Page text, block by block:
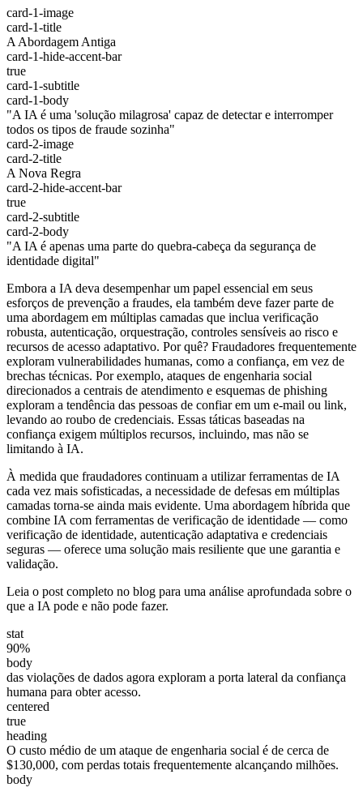
card-1-image
card-1-title
A Abordagem Antiga
card-1-hide-accent-bar
true
card-1-subtitle
card-1-body
"A IA é uma 'solução milagrosa' capaz de detectar e interromper
todos os tipos de fraude sozinha"
card-2-image
card-2-title
A Nova Regra
card-2-hide-accent-bar
true
card-2-subtitle
card-2-body
"A IA é apenas uma parte do quebra-cabeça da segurança de
identidade digital"
Embora a IA deva desempenhar um papel essencial em seus
esforços de prevenção a fraudes, ela também deve fazer parte de
uma abordagem em múltiplas camadas que inclua verificação
robusta, autenticação, orquestração, controles sensíveis ao risco e
recursos de acesso adaptativo. Por quê? Fraudadores frequentemente
exploram vulnerabilidades humanas, como a confiança, em vez de
brechas técnicas. Por exemplo, ataques de engenharia social
direcionados a centrais de atendimento e esquemas de phishing
exploram a tendência das pessoas de confiar em um e-mail ou link,
levando ao roubo de credenciais. Essas táticas baseadas na
confiança exigem múltiplos recursos, incluindo, mas não se
limitando à IA.
À medida que fraudadores continuam a utilizar ferramentas de IA
cada vez mais sofisticadas, a necessidade de defesas em múltiplas
camadas torna-se ainda mais evidente. Uma abordagem híbrida que
combine IA com ferramentas de verificação de identidade — como
verificação de identidade, autenticação adaptativa e credenciais
seguras — oferece uma solução mais resiliente que une garantia e
validação.
Leia o post completo no blog para uma análise aprofundada sobre o
que a IA pode e não pode fazer.
stat
90%
body
das violações de dados agora exploram a porta lateral da confiança
humana para obter acesso.
centered
true
heading
O custo médio de um ataque de engenharia social é de cerca de
$130,000, com perdas totais frequentemente alcançando milhões.
body